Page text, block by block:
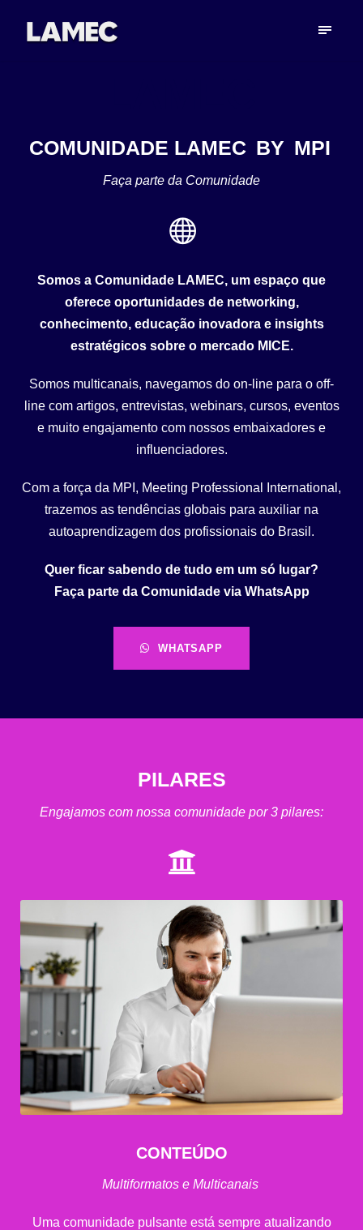
COMUNIDADE LAMEC BY MPI
Faça parte da Comunidade
Somos a Comunidade LAMEC, um espaço que
oferece oportunidades de networking,
conhecimento, educação inovadora e insights
estratégicos sobre o mercado MICE.
Somos multicanais, navegamos do on-line para o off-
line com artigos, entrevistas, webinars, cursos, eventos
e muito engajamento com nossos embaixadores e
influenciadores.
Com a força da MPI, Meeting Professional International,
trazemos as tendências globais para auxiliar na
autoaprendizagem dos profissionais do Brasil.
Quer ficar sabendo de tudo em um só lugar?
Faça parte da Comunidade via WhatsApp
WHATSAPP
PILARES
Engajamos com nossa comunidade por 3 pilares:
CONTEÚDO
Multiformatos e Multicanais
Uma comunidade pulsante está sempre atualizando